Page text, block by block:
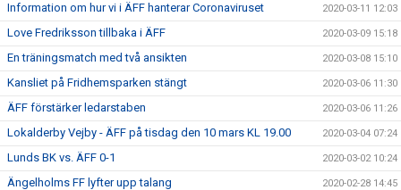
Information om hur vi i ÄFF hanterar Coronaviruset 2020-03-11 12:03
Love Fredriksson tillbaka i ÄFF 2020-03-09 15:18
En träningsmatch med två ansikten 2020-03-08 15:10
Kansliet på Fridhemsparken stängt 2020-03-06 11:30
ÄFF förstärker ledarstaben 2020-03-06 11:26
Lokalderby Vejby - ÄFF på tisdag den 10 mars KL 19.00 2020-03-04 07:24
Lunds BK vs. ÄFF 0-1 2020-03-02 10:24
Ängelholms FF lyfter upp talang 2020-02-28 14:45